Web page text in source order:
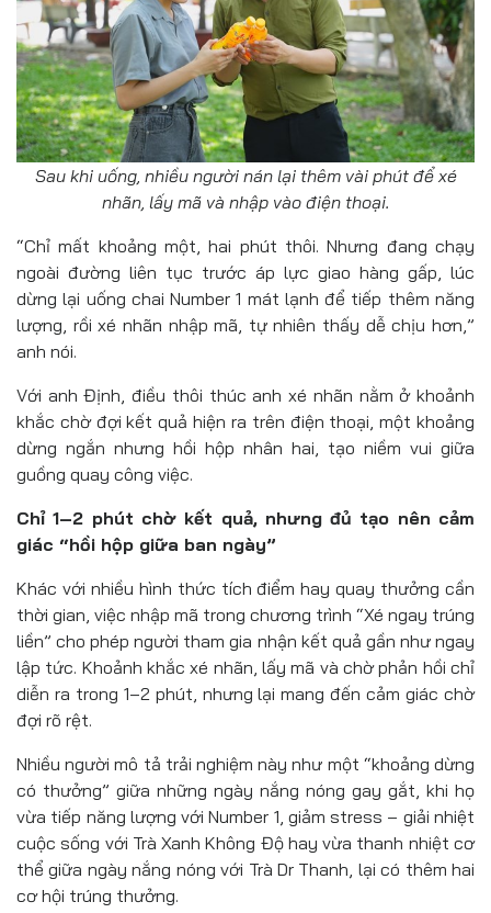
Sau khi uống, nhiều người nán lại thêm vài phút để xé
nhãn, lấy mã và nhập vào điện thoại.
“Chỉ mất khoảng một, hai phút thôi. Nhưng đang chạy
ngoài đường liên tục trước áp lực giao hàng gấp, lúc
dừng lại uống chai Number 1 mát lạnh để tiếp thêm năng
lượng, rồi xé nhãn nhập mã, tự nhiên thấy dễ chịu hơn,”
anh nói.
Với anh Định, điều thôi thúc anh xé nhãn nằm ở khoảnh
khắc chờ đợi kết quả hiện ra trên điện thoại, một khoảng
dừng ngắn nhưng hồi hộp nhân hai, tạo niềm vui giữa
guồng quay công việc.
Chỉ 1–2 phút chờ kết quả, nhưng đủ tạo nên cảm
giác “hồi hộp giữa ban ngày”
Khác với nhiều hình thức tích điểm hay quay thưởng cần
thời gian, việc nhập mã trong chương trình “Xé ngay trúng
liền” cho phép người tham gia nhận kết quả gần như ngay
lập tức. Khoảnh khắc xé nhãn, lấy mã và chờ phản hồi chỉ
diễn ra trong 1–2 phút, nhưng lại mang đến cảm giác chờ
đợi rõ rệt.
Nhiều người mô tả trải nghiệm này như một “khoảng dừng
có thưởng” giữa những ngày nắng nóng gay gắt, khi họ
vừa tiếp năng lượng với Number 1, giảm stress – giải nhiệt
cuộc sống với Trà Xanh Không Độ hay vừa thanh nhiệt cơ
thể giữa ngày nắng nóng với Trà Dr Thanh, lại có thêm hai
cơ hội trúng thưởng.